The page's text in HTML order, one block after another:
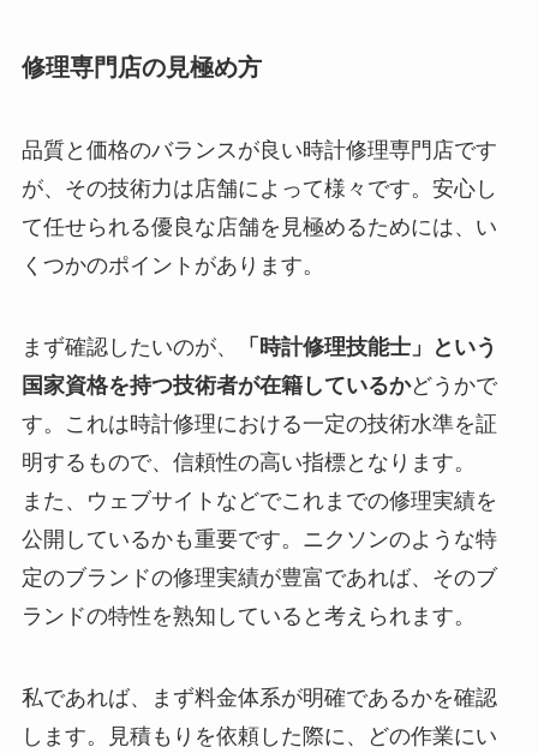
修理専門店の見極め方
品質と価格のバランスが良い時計修理専門店です
が、その技術力は店舗によって様々です。安心し
て任せられる優良な店舗を見極めるためには、い
くつかのポイントがあります。
まず確認したいのが、
「時計修理技能士」という
国家資格を持つ技術者が在籍しているかどうかで
す。これは時計修理における一定の技術水準を証
明するもので、信頼性の高い指標となります。
また、ウェブサイトなどでこれまでの修理実績を
公開しているかも重要です。ニクソンのような特
定のブランドの修理実績が豊富であれば、そのブ
ランドの特性を熟知していると考えられます。
私であれば、まず料金体系が明確であるかを確認
します。見積もりを依頼した際に、どの作業にい